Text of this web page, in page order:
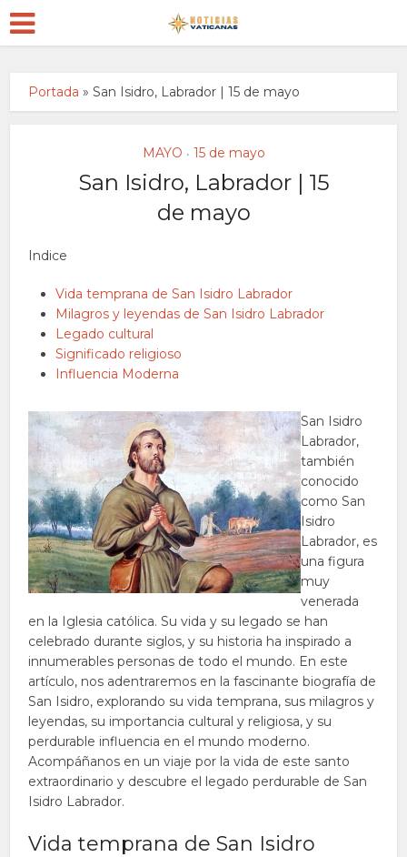
Portada »San Isidro, Labrador | 15 de mayo
MAYO • 15 de mayo
San Isidro, Labrador | 15
de mayo
Indice
Vida temprana de San Isidro Labrador
Milagros y leyendas de San Isidro Labrador
Legado cultural
Significado religioso
Influencia Moderna
San Isidro
Labrador,
también
conocido
como San
Isidro
Labrador, es
una figura
muy
venerada
en la Iglesia católica. Su vida y su legado se han
celebrado durante siglos, y su historia ha inspirado a
innumerables personas de todo el mundo. En este
artículo, nos adentraremos en la fascinante biografía de
San Isidro, explorando su vida temprana, sus milagros y
leyendas, su importancia cultural y religiosa, y su
perdurable influencia en el mundo moderno.
Acompáñanos en un viaje por la vida de este santo
extraordinario y descubre el legado perdurable de San
Isidro Labrador.
Vida temprana de San Isidro